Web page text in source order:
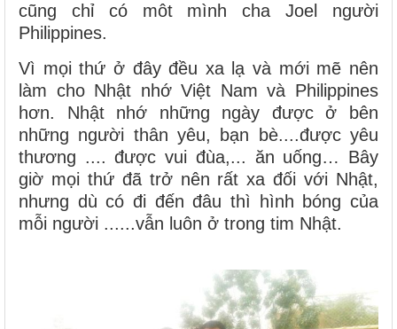
cũng chỉ có môt mình cha Joel người
Philippines.
Vì mọi thứ ở đây đều xa lạ và mới mẽ nên
làm cho Nhật nhớ Việt Nam và Philippines
hơn. Nhật nhớ những ngày được ở bên
những người thân yêu, bạn bè....được yêu
thương .... được vui đùa,... ăn uống… Bây
giờ mọi thứ đã trở nên rất xa đối với Nhật,
nhưng dù có đi đến đâu thì hình bóng của
mỗi người ......vẫn luôn ở trong tim Nhật.